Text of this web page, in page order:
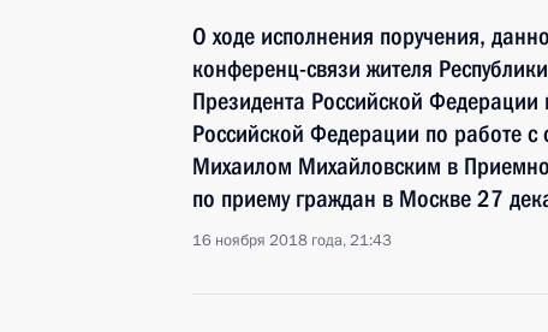
О ходе исполнения поручения,
конференц-связи жителя
Президента Российской
Российской Федерации по работе
Михаилом Михайловским в
по приему граждан в Москве 27
16 ноября 2018 года, 21:43